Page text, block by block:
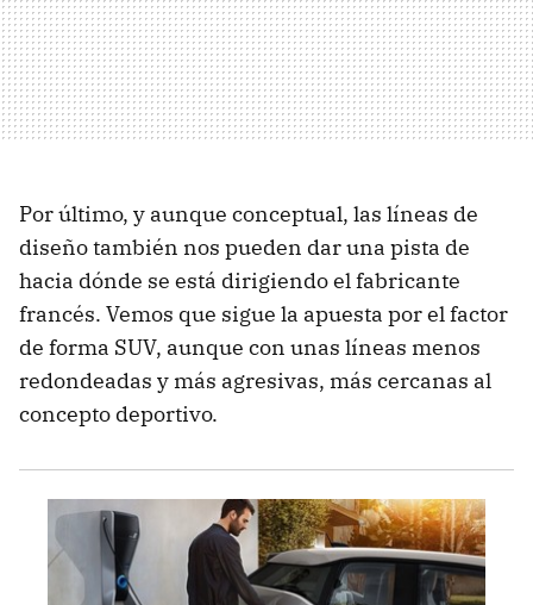
Por último, y aunque conceptual, las líneas de
diseño también nos pueden dar una pista de
hacia dónde se está dirigiendo el fabricante
francés. Vemos que sigue la apuesta por el factor
de forma SUV, aunque con unas líneas menos
redondeadas y más agresivas, más cercanas al
concepto deportivo.